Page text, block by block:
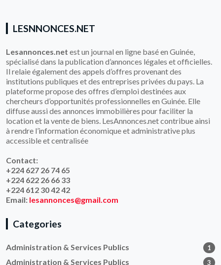
LESNNONCES.NET
Lesannonces.net est un journal en ligne basé en Guinée,
spécialisé dans la publication d’annonces légales et officielles.
Il relaie également des appels d’offres provenant des
institutions publiques et des entreprises privées du pays. La
plateforme propose des offres d’emploi destinées aux
chercheurs d’opportunités professionnelles en Guinée. Elle
diffuse aussi des annonces immobilières pour faciliter la
location et la vente de biens. LesAnnonces.net contribue ainsi
à rendre l’information économique et administrative plus
accessible et centralisée
Contact:
+224 627 26 74 65
+224 622 26 66 33
+224 612 30 42 42
Email: lesannonces@gmail.com
Categories
Administration & Services Publics 1
Administration & Services Publics 3